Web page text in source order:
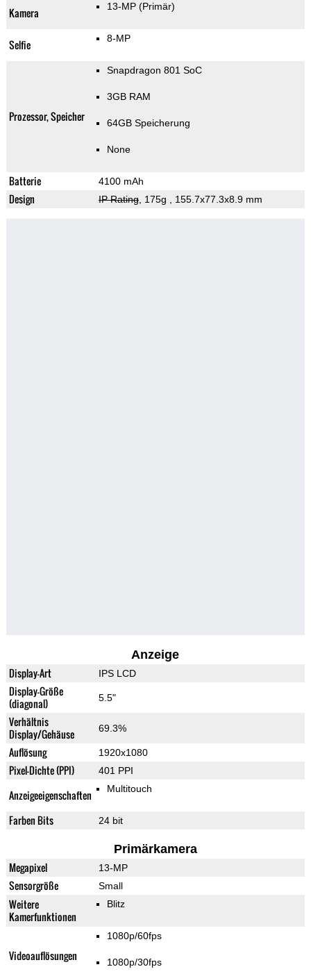
Kamera 13-MP (Primär)
Selfie 8-MP
Prozessor, Speicher
Snapdragon 801 SoC
3GB RAM
64GB Speicherung
None
Batterie 4100 mAh
Design IP Rating, 175g , 155.7x77.3x8.9 mm
Anzeige
Display-Art IPS LCD
Display-Größe
(diagonal)
5.5"
Verhältnis
Display/Gehäuse
69.3%
Auflösung 1920x1080
Pixel-Dichte (PPI) 401 PPI
Anzeigeeigenschaften Multitouch
Farben Bits 24 bit
Primärkamera
Megapixel 13-MP
Sensorgröße Small
Weitere
Kamerfunktionen
Blitz
Videoauflösungen
1080p/60fps
1080p/30fps